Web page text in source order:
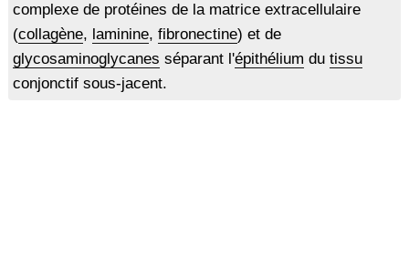
complexe de protéines de la matrice extracellulaire
(collagène, laminine, fibronectine) et de
glycosaminoglycanes séparant l'épithélium du tissu
conjonctif sous-jacent.